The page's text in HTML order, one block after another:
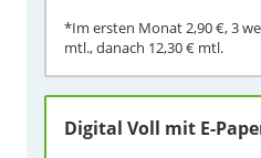
*Im ersten Monat2,90 €, 3
mtl., danach 12,30 € mtl.
Digital Voll mit E-